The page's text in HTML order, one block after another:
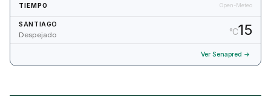
TIEMPO Open-Meteo
SANTIAGO
Despejado °C15
Ver Senapred →